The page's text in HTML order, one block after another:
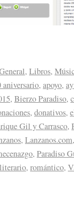
, Libros,
aniversario, apoyo,
, Bierzo Paradiso,
, donativos,
Gil y Carrasco,
, Lanzanos.com
, Paradiso
, romántico,